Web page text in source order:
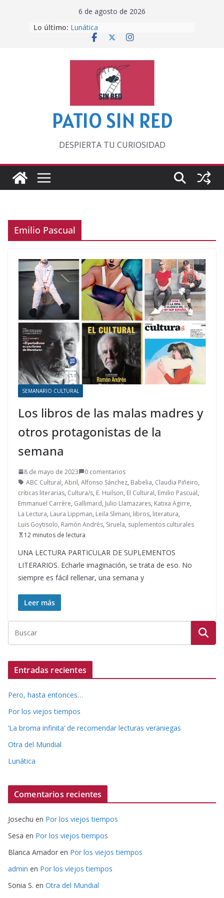
6 de agosto de 2026
Lo último: Lunática
Pero, hasta entonces…
‘La broma infinita’ de recomendar
lecturas veraniegas
Otra del Mundial
PATIO SIN RED
DESPIERTA TU CURIOSIDAD
Emilio Pascual
SEMANARIO CULTURAL
Los libros de las malas madres y
otros protagonistas de la
semana
8 de mayo de 2023
0 comentarios
ABC Cultural, Abril, Alfonso Sánchez, Babelia, Claudia Piñeiro,
críticas literarias, Cultura/s, E. Huilson, El Cultural, Emilio Pascual,
Emmanuel Carrère, Gallimard, Julio Llamazares, Katixa Agirre,
La Lectura, Laura Lippman, Leila Slimani, libros, literatura,
Luis Goytisolo, Ramón Andrés, Siruela, suplementos culturales
12 minutos de lectura
UNA LECTURA PARTICULAR DE SUPLEMENTOS
LITERARIOS. Echarle imaginación, se trata de eso. No
siempre es fácil rellenar, una semana y
Leer más
Entradas recientes
Pero, hasta entonces…
Por los viejos tiempos
‘La broma infinita’ de recomendar lecturas veraniegas
Otra del Mundial
Lunática
Comentarios recientes
Josechu en Por los viejos tiempos
Sesa en Por los viejos tiempos
Blanca Amador en Por los viejos tiempos
admin en Por los viejos tiempos
Sonia S. en Otra del Mundial